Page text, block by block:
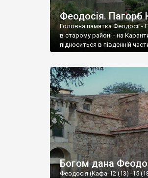
Феодосія. Пагорб
Головна памятка Феодосії -
в старому районі - на
підноситься в південній
Богом дана
Феодосія (Кафа-12 (13) -15